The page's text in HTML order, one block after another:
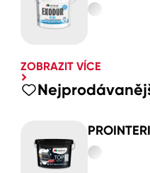
ZOBRAZIT VÍCE